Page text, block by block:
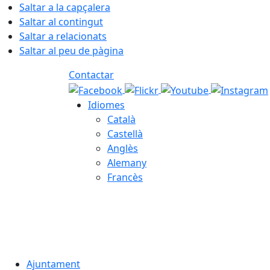
Saltar a la capçalera
Saltar al contingut
Saltar a relacionats
Saltar al peu de pàgina
Contactar
Idiomes
Català
Castellà
Anglès
Alemany
Francès
Ajuntament